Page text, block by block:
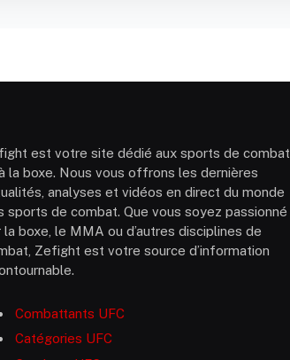
est votre site dédié aux sports de combat
la boxe. Nous vous offrons les dernières
analyses et vidéos en direct du monde
sports de combat. Que vous soyez passionné
la boxe, le MMA ou d’autres disciplines de
Zefight est votre source d’information
Combattants UFC
Catégories UFC